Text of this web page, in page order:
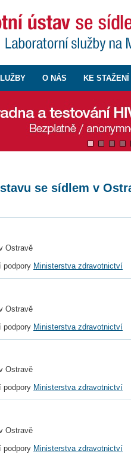
O NÁS KE STAŽENÍ
se sídlem v
Ostravě
podpory Ministerstva zdravotnictví
Ostravě
podpory Ministerstva zdravotnictví
Ostravě
podpory Ministerstva zdravotnictví
Ostravě
podpory Ministerstva zdravotnictví